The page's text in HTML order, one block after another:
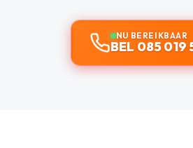
NU BEREIKBAAR
BEL 085 019